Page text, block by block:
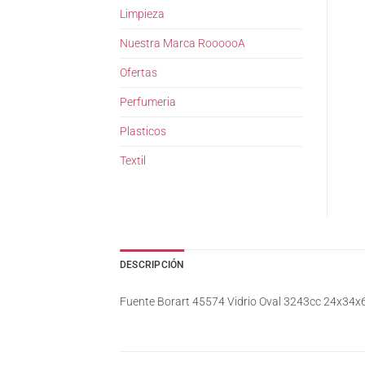
Limpieza
Nuestra Marca RoooooA
Ofertas
Perfumeria
Plasticos
Textil
DESCRIPCIÓN
Fuente Borart 45574 Vidrio Oval 3243cc